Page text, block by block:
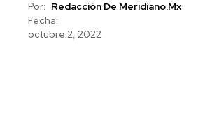
Por: Redacción De Meridiano.mx
Fecha:
octubre 2, 2022